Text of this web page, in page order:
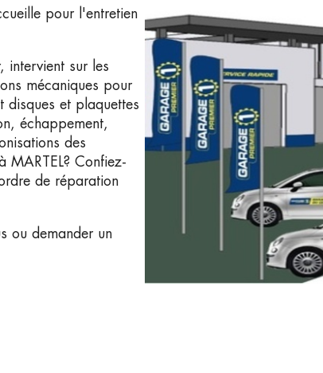
pour l'entretien
intervient sur les
mécaniques pour
disques et plaquettes
échappement,
des
MARTEL? Confiez-
de réparation
ou demander un